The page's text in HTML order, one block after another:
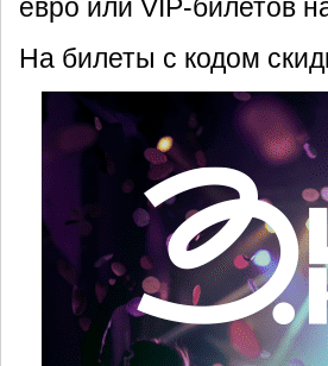
евро или VIP-билетов
На билеты с кодом